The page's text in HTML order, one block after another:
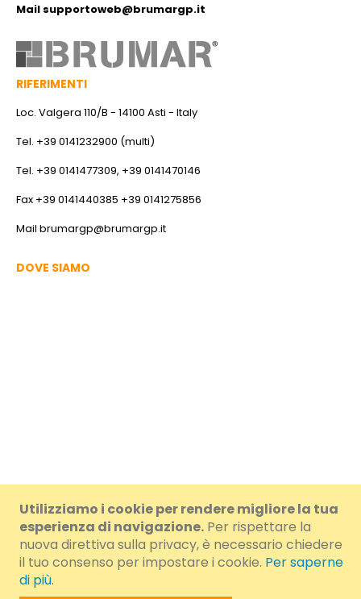
Utilizziamo i cookie per rendere migliore la tua
esperienza di navigazione. Per rispettare la
nuova direttiva sulla privacy, è necessario chiedere
il tuo consenso per impostare i cookie. Per saperne
di più.
Mail supportoweb@brumargp.it
RIFERIMENTI
Loc. Valgera 110/B - 14100 Asti - Italy
Tel. +39 0141232900 (multi)
Tel. +39 0141477309, +39 0141470146
Fax +39 0141440385 +39 0141275856
Mail brumargp@brumargp.it
DOVE SIAMO
© 2024 Brumar S.r.l. a Socio Unico. - IVA/VAT/CF IT01108460054 -
Cap.Soc.i.v. € 100.000,00 - R.E.A.: AT-78564 - N.R.AEE